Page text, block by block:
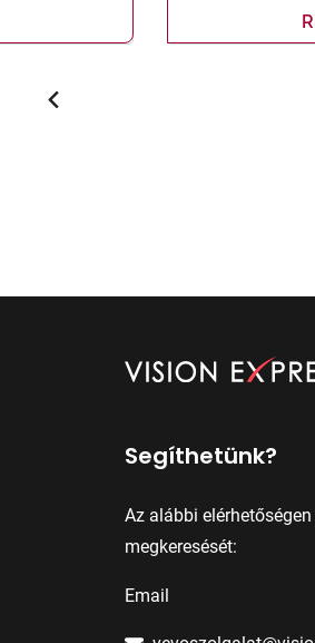
Segíthetünk?
Az alábbi
megkeresését:
Email